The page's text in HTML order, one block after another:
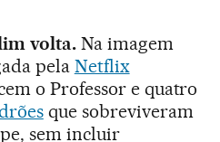
volta.Na imagem
pela Netflix
o Professor e quatro
que sobreviveram
sem incluir